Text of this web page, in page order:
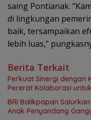
saing Pontianak.
di lingkungan
baik, tersampaikan
lebih luas,”
Berita Terkait
Perkuat Sinergi dengan
Pererat Kolaborasi
BRI Balikpapan
Anak Penyandang